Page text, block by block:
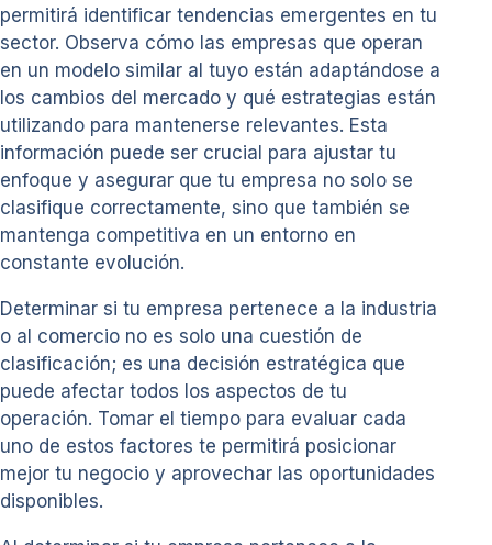
permitirá identificar tendencias emergentes en tu
sector. Observa cómo las empresas que operan
en un modelo similar al tuyo están adaptándose a
los cambios del mercado y qué estrategias están
utilizando para mantenerse relevantes. Esta
información puede ser crucial para ajustar tu
enfoque y asegurar que tu empresa no solo se
clasifique correctamente, sino que también se
mantenga competitiva en un entorno en
constante evolución.
Determinar si tu empresa pertenece a la industria
o al comercio no es solo una cuestión de
clasificación; es una decisión estratégica que
puede afectar todos los aspectos de tu
operación. Tomar el tiempo para evaluar cada
uno de estos factores te permitirá posicionar
mejor tu negocio y aprovechar las oportunidades
disponibles.